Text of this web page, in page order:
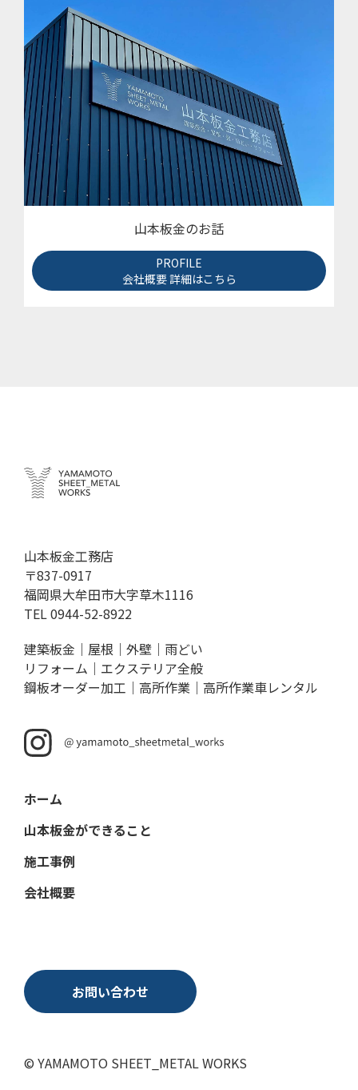
山本板金のお話
PROFILE
会社概要 詳細はこちら
山本板金工務店
〒837-0917
福岡県大牟田市大字草木1116
TEL0944-52-8922
建築板金｜屋根｜外壁｜雨どい
リフォーム｜エクステリア全般
鋼板オーダー加工｜高所作業｜高所作業車レンタル
ホーム
山本板金ができること
施工事例
会社概要
お問い合わせ
© YAMAMOTO SHEET_METAL WORKS